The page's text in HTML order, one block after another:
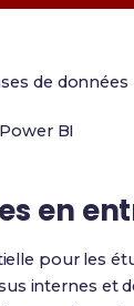
de
BI
en
pour les
internes et